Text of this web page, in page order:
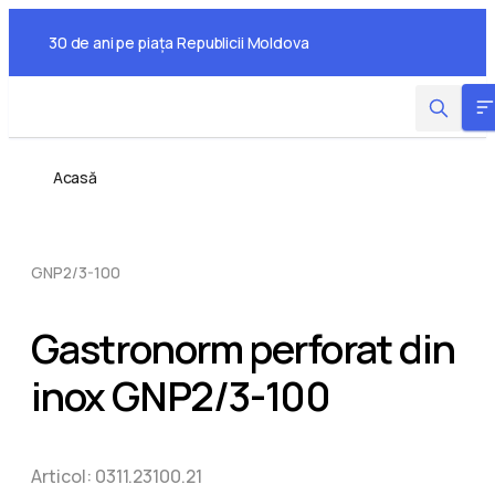
30 de ani pe piața Republicii Moldova
Acasă
GNP2/3-100
Gastronorm perforat din
inox GNP2/3-100
Articol: 0311.23100.21